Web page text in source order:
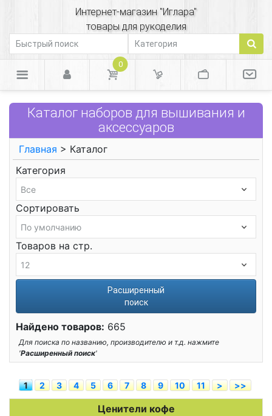
Интернет-магазин "Иглара"
товары для рукоделия
0
Каталог наборов для вышивания и
аксессуаров
Главная > Каталог
Категория
Сортировать
Товаров на стр.
Расширенный
поиск
Найдено товаров: 665
Для поиска по названию, производителю и т.д. нажмите
'Расширенный поиск'
1 2 3 4 5 6 7 8 9 10 11 > >>
Ценители кофе